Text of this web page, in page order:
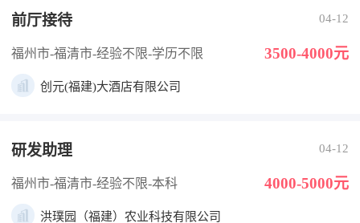
前厅接待 04-12
福州市-福清市-经验不限-学历不限 3500-4000元
创元(福建)大酒店有限公司
研发助理 04-12
福州市-福清市-经验不限-本科 4000-5000元
洪璞园（福建）农业科技有限公司